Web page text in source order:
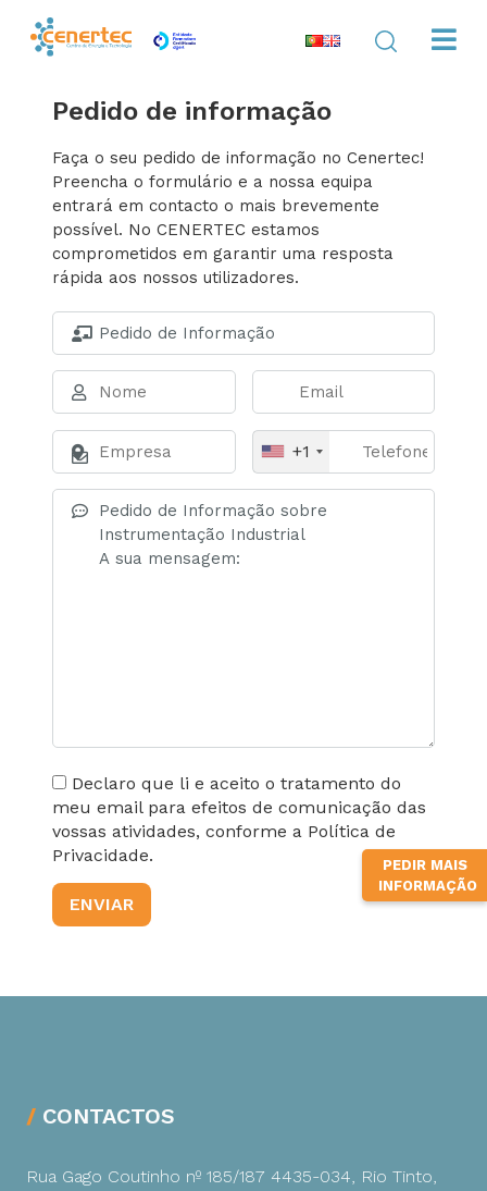
PEDIR MAIS
INFORMAÇÃO
Pedido de informação
Faça o seu pedido de informação no Cenertec!
Preencha o formulário e a nossa equipa
entrará em contacto o mais brevemente
possível. No CENERTEC estamos
comprometidos em garantir uma resposta
rápida aos nossos utilizadores.
+1
Declaro que li e aceito o tratamento do
meu email para efeitos de comunicação das
vossas atividades, conforme a Política de
Privacidade.
CONTACTOS
Rua Gago Coutinho nº 185/187 4435-034, Rio Tinto,